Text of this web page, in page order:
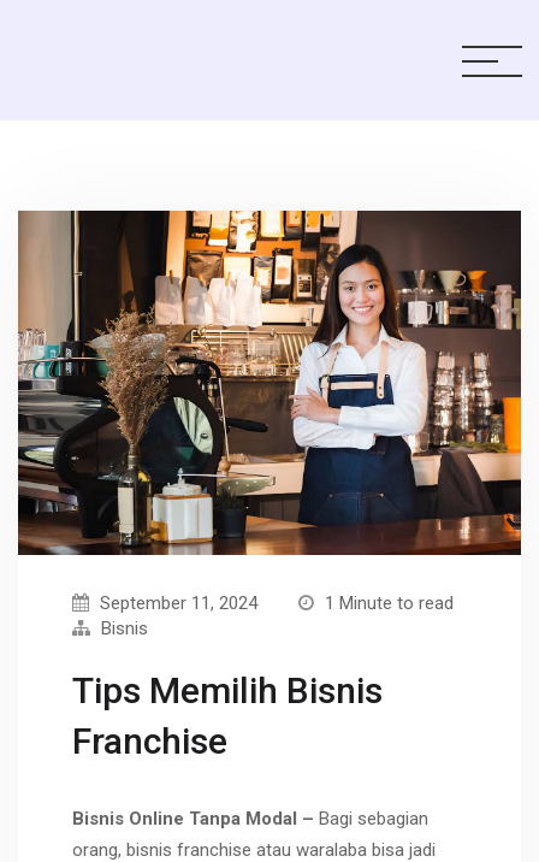
September 11, 2024
1 Minute to read
Bisnis
Tips Memilih Bisnis
Franchise
Bisnis Online Tanpa Modal – Bagi sebagian
orang, bisnis franchise atau waralaba bisa jadi